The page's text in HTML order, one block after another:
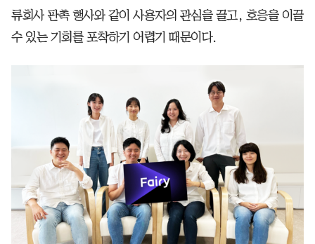
류회사 판촉 행사와 같이 사용자의 관심을 끌고, 호응을 이끌
수 있는 기회를 포착하기 어렵기 때문이다.